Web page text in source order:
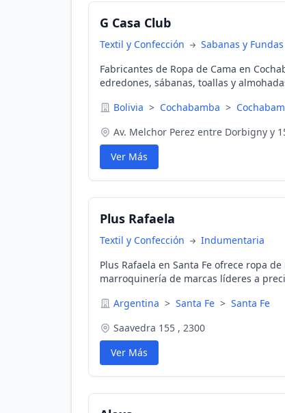
G Casa Club
Textil y Confección
Sabanas y Fundas
Fabricantes de Ropa de Cama en
edredones, sábanas, toallas y
Bolivia > Cochabamba >
Av. Melchor Perez entre Dorbigny y
Ver Más
Plus Rafaela
Textil y Confección
Indumentaria
Plus Rafaela en Santa Fe ofrece ropa
marroquinería de marcas líderes a
Argentina > Santa Fe > Santa Fe
Saavedra 155 , 2300
Ver Más